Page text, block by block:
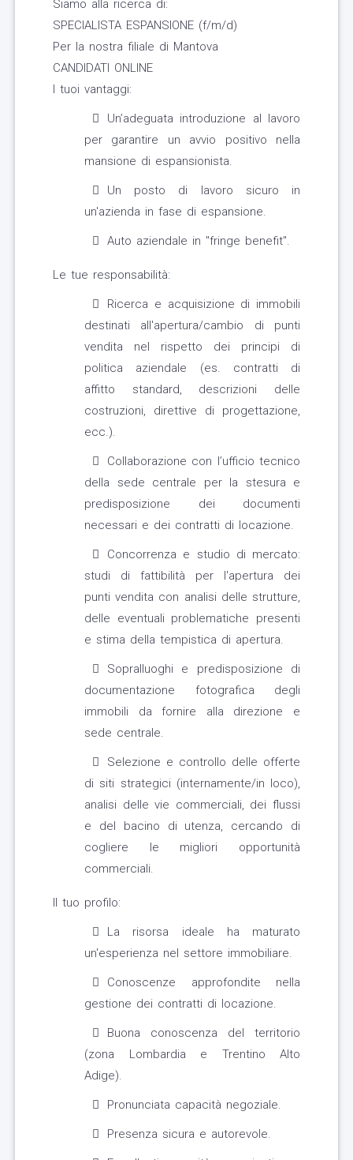
Siamo alla ricerca di:
SPECIALISTA ESPANSIONE (f/m/d)
Per la nostra filiale di Mantova
CANDIDATI ONLINE
I tuoi vantaggi:
Un’adeguata introduzione al lavoro
per garantire un avvio positivo nella
mansione di espansionista.
Un posto di lavoro sicuro in
un'azienda in fase di espansione.
Auto aziendale in "fringe benefit".
Le tue responsabilità:
Ricerca e acquisizione di immobili
destinati all'apertura/cambio di punti
vendita nel rispetto dei principi di
politica aziendale (es. contratti di
affitto standard, descrizioni delle
costruzioni, direttive di progettazione,
ecc.).
Collaborazione con l’ufficio tecnico
della sede centrale per la stesura e
predisposizione dei documenti
necessari e dei contratti di locazione.
Concorrenza e studio di mercato:
studi di fattibilità per l'apertura dei
punti vendita con analisi delle strutture,
delle eventuali problematiche presenti
e stima della tempistica di apertura.
Sopralluoghi e predisposizione di
documentazione fotografica degli
immobili da fornire alla direzione e
sede centrale.
Selezione e controllo delle offerte
di siti strategici (internamente/in loco),
analisi delle vie commerciali, dei flussi
e del bacino di utenza, cercando di
cogliere le migliori opportunità
commerciali.
Il tuo profilo:
La risorsa ideale ha maturato
un'esperienza nel settore immobiliare.
Conoscenze approfondite nella
gestione dei contratti di locazione.
Buona conoscenza del territorio
(zona Lombardia e Trentino Alto
Adige).
Pronunciata capacità negoziale.
Presenza sicura e autorevole.